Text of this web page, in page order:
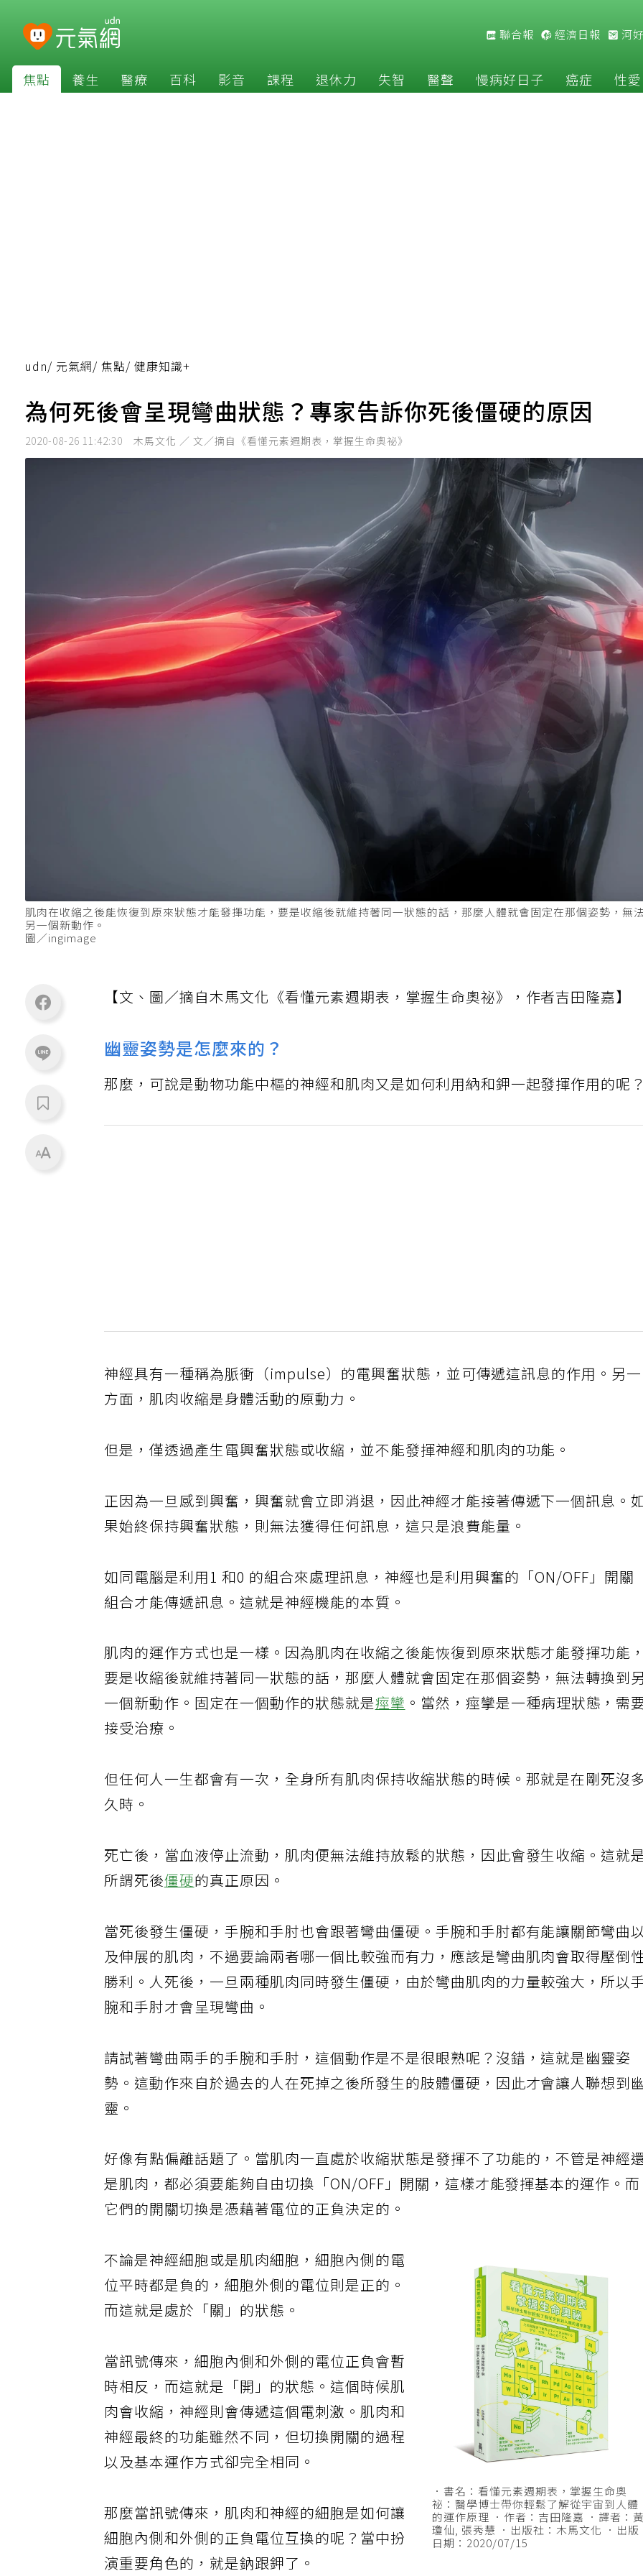
聯合報 經濟日報 河
焦點 養生 醫療 百科 影音 課程 退休力 失智 醫聲 慢病好日子 癌症 性愛
udn/ 元氣網/ 焦點/ 健康知識+
為何死後會呈現彎曲狀態？專家告訴你死後僵硬的原因
2020-08-26 11:42:30 木馬文化 ／ 文／摘自《看懂元素週期表，掌握生命奧祕》
肌肉在收縮之後能恢復到原來狀態才能發揮功能，要是收縮後就維持著同一狀態的話，那麼人體就會固定在那個姿勢，無
另一個新動作。
圖／ingimage
【文、圖／摘自木馬文化《看懂元素週期表，掌握生命奧祕》，作者吉田隆嘉】
幽靈姿勢是怎麼來的？
那麼，可說是動物功能中樞的神經和肌肉又是如何利用納和鉀一起發揮作用的呢
神經具有一種稱為脈衝（impulse）的電興奮狀態，並可傳遞這訊息的作用。另
方面，肌肉收縮是身體活動的原動力。
但是，僅透過產生電興奮狀態或收縮，並不能發揮神經和肌肉的功能。
正因為一旦感到興奮，興奮就會立即消退，因此神經才能接著傳遞下一個訊息。
果始終保持興奮狀態，則無法獲得任何訊息，這只是浪費能量。
如同電腦是利用1 和0 的組合來處理訊息，神經也是利用興奮的「ON/OFF」開關
組合才能傳遞訊息。這就是神經機能的本質。
肌肉的運作方式也是一樣。因為肌肉在收縮之後能恢復到原來狀態才能發揮功能
要是收縮後就維持著同一狀態的話，那麼人體就會固定在那個姿勢，無法轉換到
一個新動作。固定在一個動作的狀態就是痙攣 。當然，痙攣是一種病理狀態，需
接受治療。
但任何人一生都會有一次，全身所有肌肉保持收縮狀態的時候。那就是在剛死沒
久時。
死亡後，當血液停止流動，肌肉便無法維持放鬆的狀態，因此會發生收縮。這就
所謂死後僵硬的真正原因。
當死後發生僵硬，手腕和手肘也會跟著彎曲僵硬。手腕和手肘都有能讓關節彎曲
及伸展的肌肉，不過要論兩者哪一個比較強而有力，應該是彎曲肌肉會取得壓倒
勝利。人死後，一旦兩種肌肉同時發生僵硬，由於彎曲肌肉的力量較強大，所以
腕和手肘才會呈現彎曲。
請試著彎曲兩手的手腕和手肘，這個動作是不是很眼熟呢？沒錯，這就是幽靈姿
勢。這動作來自於過去的人在死掉之後所發生的肢體僵硬，因此才會讓人聯想到
靈。
好像有點偏離話題了。當肌肉一直處於收縮狀態是發揮不了功能的，不管是神經
是肌肉，都必須要能夠自由切換「ON/OFF」開關，這樣才能發揮基本的運作。而
它們的開關切換是憑藉著電位的正負決定的。
．書名：看懂元素週期表，掌握生命奧
祕：醫學博士帶你輕鬆了解從宇宙到人體
的運作原理 ．作者：吉田隆嘉 ．譯者：
瓊仙, 張秀慧 ．出版社：木馬文化 ．出版
不論是神經細胞或是肌肉細胞，細胞內側的電
位平時都是負的，細胞外側的電位則是正的。
而這就是處於「關」的狀態。
當訊號傳來，細胞內側和外側的電位正負會暫
時相反，而這就是「開」的狀態。這個時候肌
肉會收縮，神經則會傳遞這個電刺激。肌肉和
神經最終的功能雖然不同，但切換開關的過程
以及基本運作方式卻完全相同。
那麼當訊號傳來，肌肉和神經的細胞是如何讓
細胞內側和外側的正負電位互換的呢？當中扮